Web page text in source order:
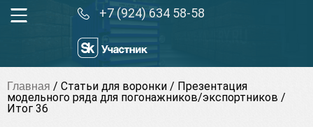
+7 (924) 634 58-58
Главная / Статьи для воронки / Презентация
модельного ряда для погонажников/экспортников /
Итог 36